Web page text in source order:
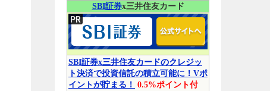
SBI証券x三井住友カード
SBI証券x三井住友カードのクレジッ
ト決済で投資信託の積立可能に！Vポ
イントが貯まる！ 0.5%ポイント付